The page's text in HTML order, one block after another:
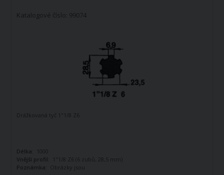
Katalogové číslo: 99074
Drážkovaná tyč 1"1/8 Z6
Délka:
1000
Vnější profil:
1"1/8 Z6 (6 zubů, 28,5 mm)
Poznámka:
Obrázky jsou